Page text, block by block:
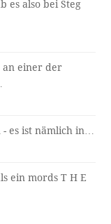
es also bei Steg
an einer der
- es ist nämlich in…
ein mords T H E